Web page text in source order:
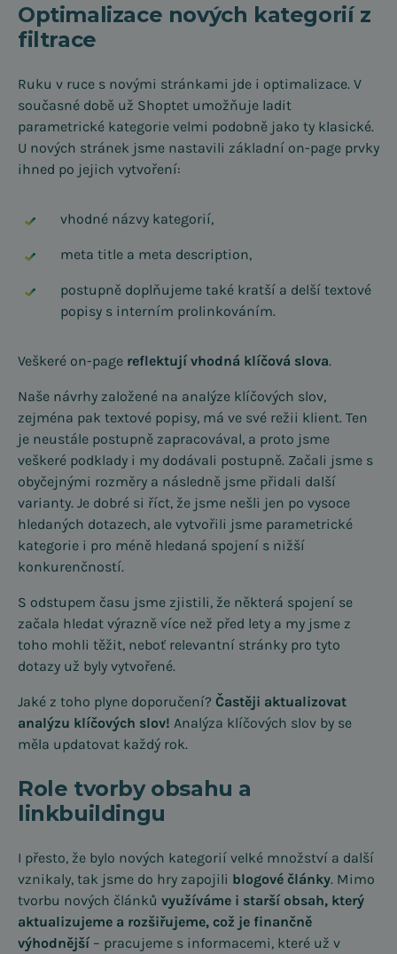
Optimalizace nových kategorií z
filtrace
Ruku v ruce s novými stránkami jde i optimalizace. V
současné době už Shoptet umožňuje ladit
parametrické kategorie velmi podobně jako ty klasické.
U nových stránek jsme nastavili základní on-page prvky
ihned po jejich vytvoření:
vhodné názvy kategorií,
meta title a meta description,
postupně doplňujeme také kratší a delší textové
popisy s interním prolinkováním.
Veškeré on-page reflektují vhodná klíčová slova.
Naše návrhy založené na analýze klíčových slov,
zejména pak textové popisy, má ve své režii klient. Ten
je neustále postupně zapracovával, a proto jsme
veškeré podklady i my dodávali postupně. Začali jsme s
obyčejnými rozměry a následně jsme přidali další
varianty. Je dobré si říct, že jsme nešli jen po vysoce
hledaných dotazech, ale vytvořili jsme parametrické
kategorie i pro méně hledaná spojení s nižší
konkurenčností.
S odstupem času jsme zjistili, že některá spojení se
začala hledat výrazně více než před lety a my jsme z
toho mohli těžit, neboť relevantní stránky pro tyto
dotazy už byly vytvořené.
Jaké z toho plyne doporučení? Častěji aktualizovat
analýzu klíčových slov! Analýza klíčových slov by se
měla updatovat každý rok.
Role tvorby obsahu a
linkbuildingu
I přesto, že bylo nových kategorií velké množství a další
vznikaly, tak jsme do hry zapojili blogové články. Mimo
tvorbu nových článků využíváme i starší obsah, který
aktualizujeme a rozšiřujeme, což je finančně
výhodnější – pracujeme s informacemi, které už v